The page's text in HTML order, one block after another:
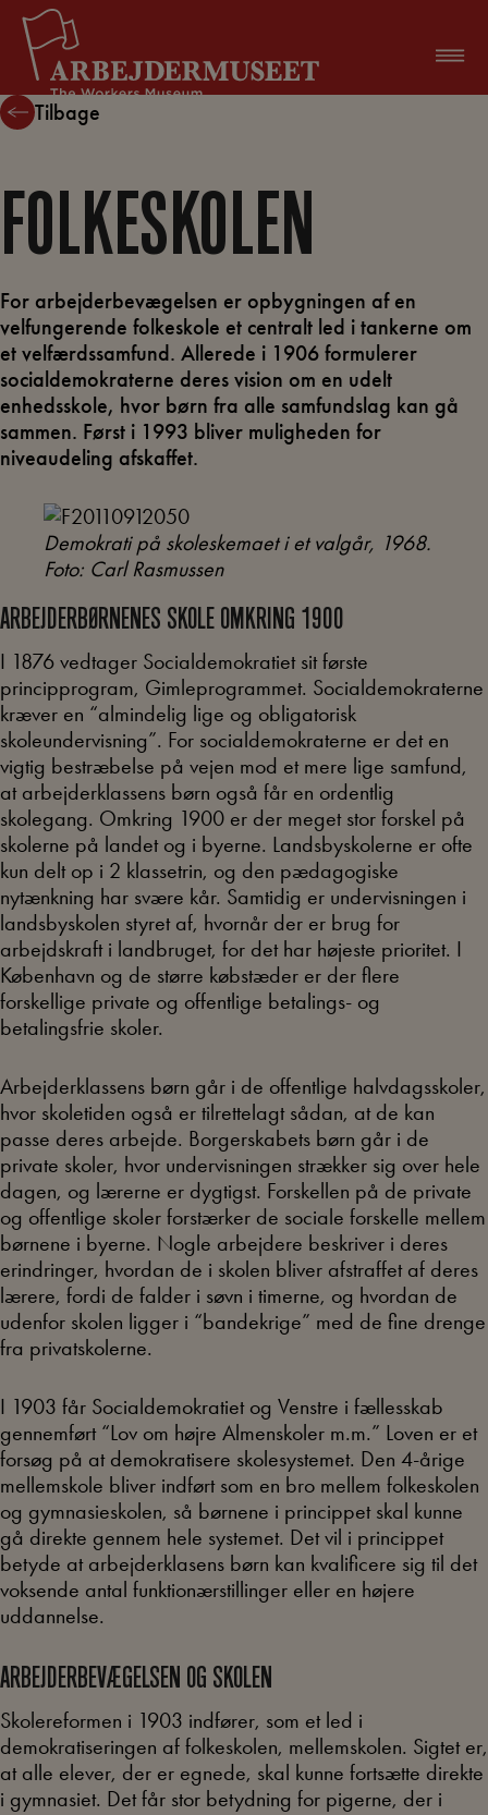
Hop
indholdet
Tilbage
FOLKESKOLEN
For arbejderbevægelsen er opbygningen af en
velfungerende folkeskole et centralt led i tankerne om
et velfærdssamfund. Allerede i 1906 formulerer
socialdemokraterne deres vision om en udelt
enhedsskole, hvor børn fra alle samfundslag kan gå
sammen. Først i 1993 bliver muligheden for
niveaudeling afskaffet.
Demokrati på skoleskemaet i et valgår, 1968.
Foto: Carl Rasmussen
ARBEJDERBØRNENES SKOLE OMKRING 1900
I 1876 vedtager Socialdemokratiet sit første
principprogram, Gimleprogrammet. Socialdemokraterne
kræver en “almindelig lige og obligatorisk
skoleundervisning”. For socialdemokraterne er det en
vigtig bestræbelse på vejen mod et mere lige samfund,
at arbejderklassens børn også får en ordentlig
skolegang. Omkring 1900 er der meget stor forskel på
skolerne på landet og i byerne. Landsbyskolerne er ofte
kun delt op i 2 klassetrin, og den pædagogiske
nytænkning har svære kår. Samtidig er undervisningen i
landsbyskolen styret af, hvornår der er brug for
arbejdskraft i landbruget, for det har højeste prioritet. I
København og de større købstæder er der flere
forskellige private og offentlige betalings- og
betalingsfrie skoler.
Arbejderklassens børn går i de offentlige halvdagsskoler,
hvor skoletiden også er tilrettelagt sådan, at de kan
passe deres arbejde. Borgerskabets børn går i de
private skoler, hvor undervisningen strækker sig over hele
dagen, og lærerne er dygtigst. Forskellen på de private
og offentlige skoler forstærker de sociale forskelle mellem
børnene i byerne. Nogle arbejdere beskriver i deres
erindringer, hvordan de i skolen bliver afstraffet af deres
lærere, fordi de falder i søvn i timerne, og hvordan de
udenfor skolen ligger i “bandekrige” med de fine drenge
fra privatskolerne.
I 1903 får Socialdemokratiet og Venstre i fællesskab
gennemført “Lov om højre Almenskoler m.m.” Loven er et
forsøg på at demokratisere skolesystemet. Den 4-årige
mellemskole bliver indført som en bro mellem folkeskolen
og gymnasieskolen, så børnene i princippet skal kunne
gå direkte gennem hele systemet. Det vil i princippet
betyde at arbejderklasens børn kan kvalificere sig til det
voksende antal funktionærstillinger eller en højere
uddannelse.
ARBEJDERBEVÆGELSEN OG SKOLEN
Skolereformen i 1903 indfører, som et led i
demokratiseringen af folkeskolen, mellemskolen. Sigtet er,
at alle elever, der er egnede, skal kunne fortsætte direkte
i gymnasiet. Det får stor betydning for pigerne, der i